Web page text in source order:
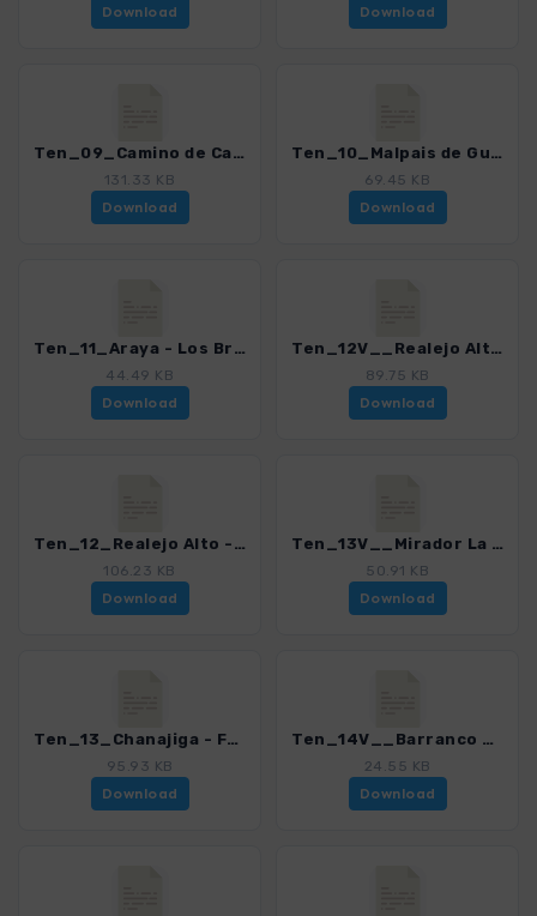
Download
Download
Ten_09_Camino de Candelaria Arafo - Crucita_4016_15.gpx
131.33 KB
Download
Ten_10_Malpais de Guimar_4016_15.gpx
69.45 KB
Download
Ten_11_Araya - Los Brezos_4016_15.gpx
44.49 KB
Download
Ten_12V__Realejo Alto - Risco Miguel_4016_15.gpx
89.75 KB
Download
Ten_12_Realejo Alto - Chanajiga_4016_15.gpx
106.23 KB
Download
Ten_13V__Mirador La Corona - El Portillo_4016_15.gpx
50.91 KB
Download
Ten_13_Chanajiga - Fortaleza_4016_15.gpx
95.93 KB
Download
Ten_14V__Barranco de Ruiz - Icod el Alto_4016_15.gpx
24.55 KB
Download